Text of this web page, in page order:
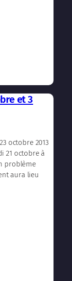
et 3
23 octobre 2013
21 octobre à
problème
aura lieu